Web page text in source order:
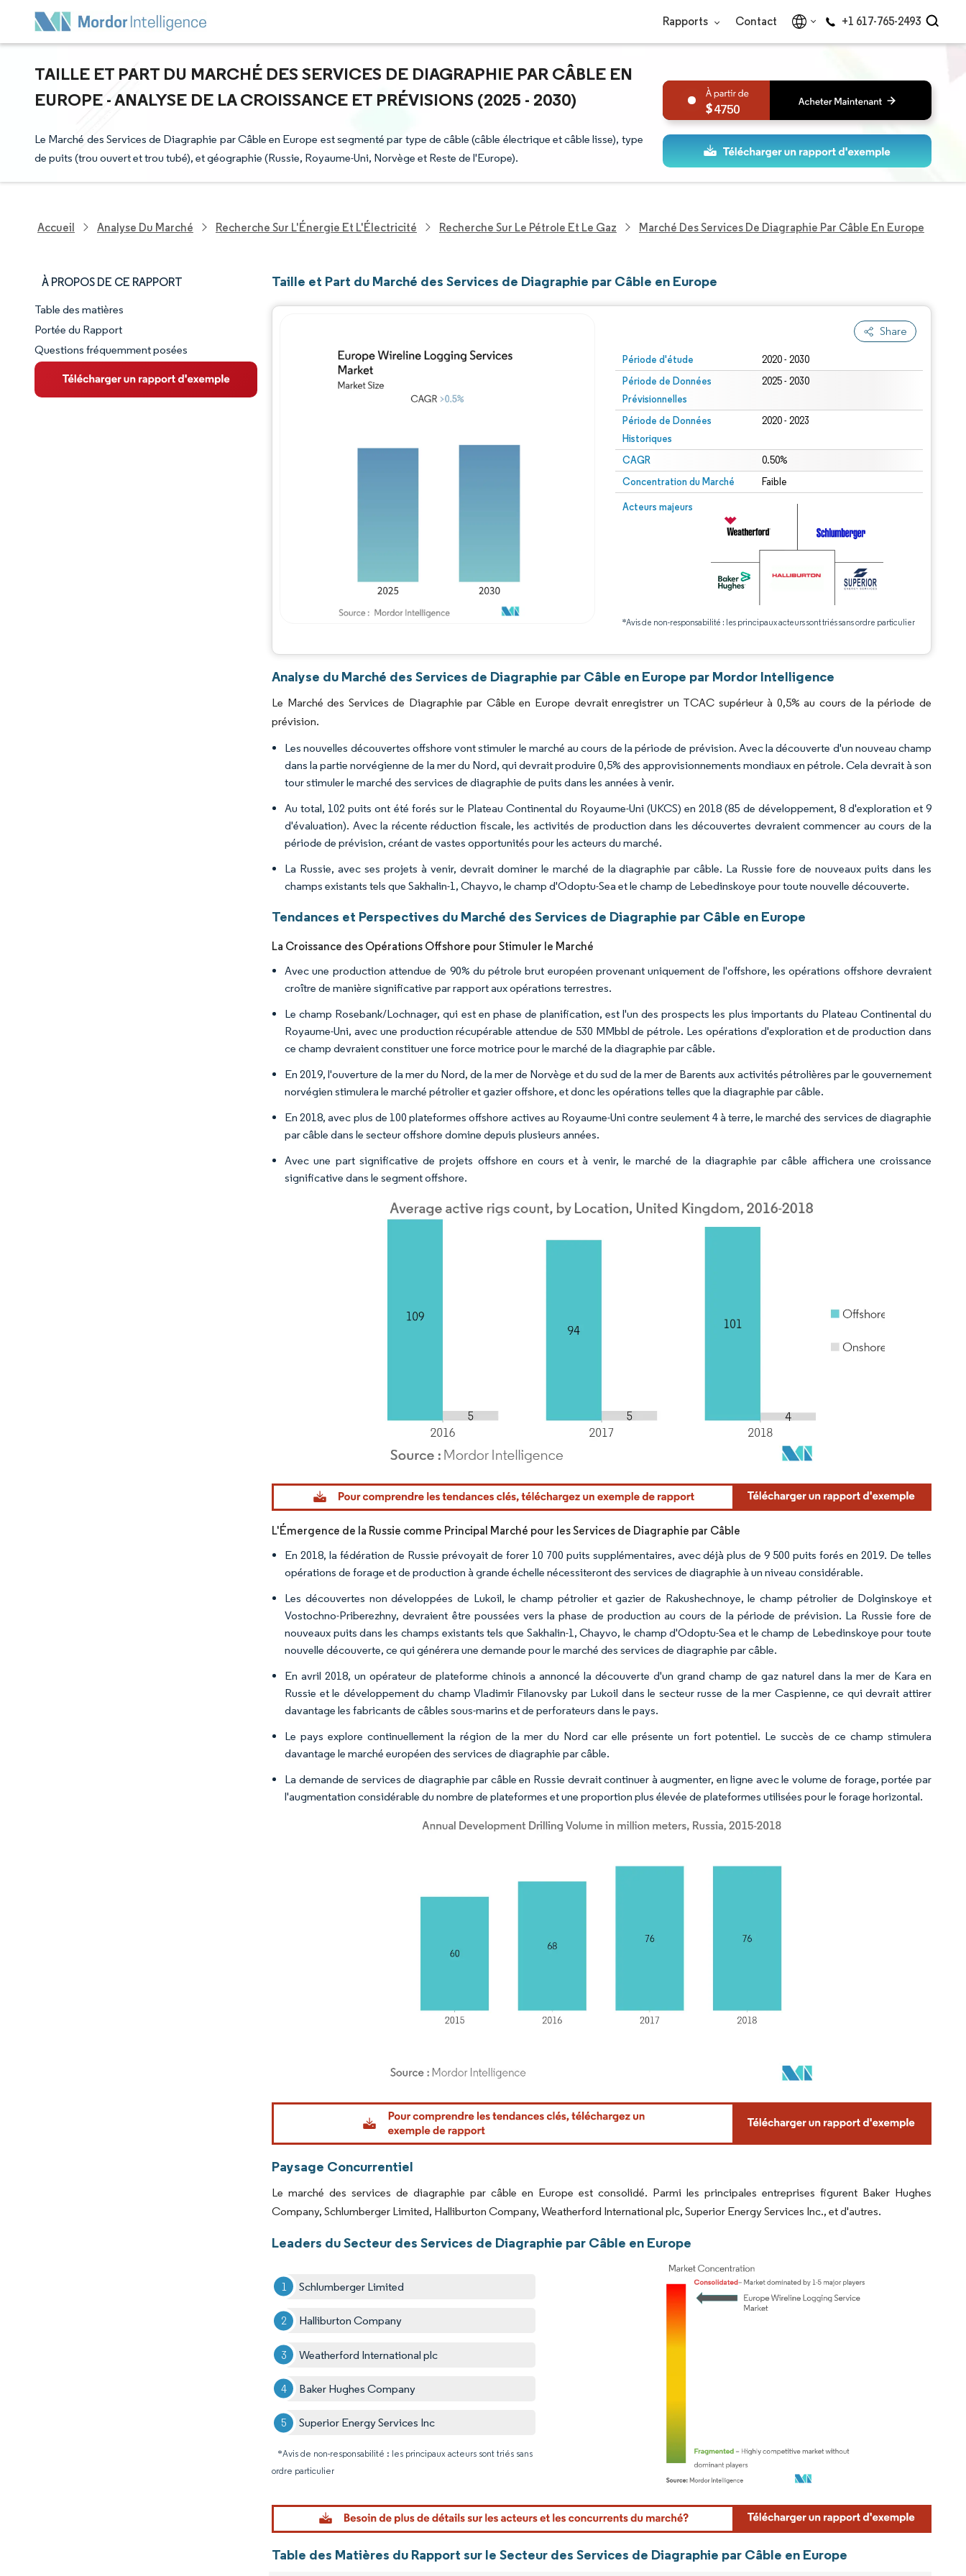
Rapports Contact +1 617-765-2493
TAILLE ET PART DU MARCHÉ DES SERVICES DE DIAGRAPHIE PAR CÂBLE EN
EUROPE - ANALYSE DE LA CROISSANCE ET PRÉVISIONS (2025 - 2030)
Le Marché des Services de Diagraphie par Câble en Europe est segmenté par type de câble (câble électrique et câble lisse), type
de puits (trou ouvert et trou tubé), et géographie (Russie, Royaume-Uni, Norvège et Reste de l'Europe).
4750
Accueil Analyse Du Marché Recherche Sur L'Énergie Et L'Électricité Recherche Sur Le Pétrole Et Le Gaz Marché Des Services De Diagraphie Par Câble En Europe
À PROPOS DE CE RAPPORT
Aperçu du marché
VUE D’ENSEMBLE DU MARCHÉ
Principales tendances du marché
Table des matières
Portée du Rapport
Questions fréquemment posées
Taille et Part du Marché des Services de Diagraphie par Câble en Europe
Share
Période d'étude 2020 - 2030
Période de Données
Prévisionnelles
2025 - 2030
Période de Données
Historiques
2020 - 2023
CAGR 0.50%
Concentration du Marché Faible
Acteurs majeurs
*Avis de non-responsabilité : les principaux acteurs sont triés sans ordre particulier
Analyse du Marché des Services de Diagraphie par Câble en Europe par Mordor Intelligence
Le Marché des Services de Diagraphie par Câble en Europe devrait enregistrer un TCAC supérieur à 0,5% au cours de la période de
prévision.
Les nouvelles découvertes offshore vont stimuler le marché au cours de la période de prévision. Avec la découverte d'un nouveau champ
dans la partie norvégienne de la mer du Nord, qui devrait produire 0,5% des approvisionnements mondiaux en pétrole. Cela devrait à son
tour stimuler le marché des services de diagraphie de puits dans les années à venir.
Au total, 102 puits ont été forés sur le Plateau Continental du Royaume-Uni (UKCS) en 2018 (85 de développement, 8 d'exploration et 9
d'évaluation). Avec la récente réduction fiscale, les activités de production dans les découvertes devraient commencer au cours de la
période de prévision, créant de vastes opportunités pour les acteurs du marché.
La Russie, avec ses projets à venir, devrait dominer le marché de la diagraphie par câble. La Russie fore de nouveaux puits dans les
champs existants tels que Sakhalin-1, Chayvo, le champ d'Odoptu-Sea et le champ de Lebedinskoye pour toute nouvelle découverte.
Tendances et Perspectives du Marché des Services de Diagraphie par Câble en Europe
La Croissance des Opérations Offshore pour Stimuler le Marché
Avec une production attendue de 90% du pétrole brut européen provenant uniquement de l'offshore, les opérations offshore devraient
croître de manière significative par rapport aux opérations terrestres.
Le champ Rosebank/Lochnager, qui est en phase de planification, est l'un des prospects les plus importants du Plateau Continental du
Royaume-Uni, avec une production récupérable attendue de 530 MMbbl de pétrole. Les opérations d'exploration et de production dans
ce champ devraient constituer une force motrice pour le marché de la diagraphie par câble.
En 2019, l'ouverture de la mer du Nord, de la mer de Norvège et du sud de la mer de Barents aux activités pétrolières par le gouvernement
norvégien stimulera le marché pétrolier et gazier offshore, et donc les opérations telles que la diagraphie par câble.
En 2018, avec plus de 100 plateformes offshore actives au Royaume-Uni contre seulement 4 à terre, le marché des services de diagraphie
par câble dans le secteur offshore domine depuis plusieurs années.
Avec une part significative de projets offshore en cours et à venir, le marché de la diagraphie par câble affichera une croissance
significative dans le segment offshore.
Image © Mordor Intelligence. La réutilisation nécessite une attribution sous CC BY 4.0.
L'Émergence de la Russie comme Principal Marché pour les Services de Diagraphie par Câble
En 2018, la fédération de Russie prévoyait de forer 10 700 puits supplémentaires, avec déjà plus de 9 500 puits forés en 2019. De telles
opérations de forage et de production à grande échelle nécessiteront des services de diagraphie à un niveau considérable.
Les découvertes non développées de Lukoil, le champ pétrolier et gazier de Rakushechnoye, le champ pétrolier de Dolginskoye et
Vostochno-Priberezhny, devraient être poussées vers la phase de production au cours de la période de prévision. La Russie fore de
nouveaux puits dans les champs existants tels que Sakhalin-1, Chayvo, le champ d'Odoptu-Sea et le champ de Lebedinskoye pour toute
nouvelle découverte, ce qui générera une demande pour le marché des services de diagraphie par câble.
En avril 2018, un opérateur de plateforme chinois a annoncé la découverte d'un grand champ de gaz naturel dans la mer de Kara en
Russie et le développement du champ Vladimir Filanovsky par Lukoil dans le secteur russe de la mer Caspienne, ce qui devrait attirer
davantage les fabricants de câbles sous-marins et de perforateurs dans le pays.
Le pays explore continuellement la région de la mer du Nord car elle présente un fort potentiel. Le succès de ce champ stimulera
davantage le marché européen des services de diagraphie par câble.
La demande de services de diagraphie par câble en Russie devrait continuer à augmenter, en ligne avec le volume de forage, portée par
l'augmentation considérable du nombre de plateformes et une proportion plus élevée de plateformes utilisées pour le forage horizontal.
Image © Mordor Intelligence. La réutilisation nécessite une attribution sous CC BY 4.0.
Paysage Concurrentiel
Le marché des services de diagraphie par câble en Europe est consolidé. Parmi les principales entreprises figurent Baker Hughes
Company, Schlumberger Limited, Halliburton Company, Weatherford International plc, Superior Energy Services Inc., et d'autres.
Leaders du Secteur des Services de Diagraphie par Câble en Europe
Schlumberger Limited
Halliburton Company
Weatherford International plc
Baker Hughes Company
Superior Energy Services Inc
*Avis de non-responsabilité : les principaux acteurs sont triés sans
ordre particulier
Image © Mordor Intelligence. La réutilisation nécessite une attribution sous CC BY 4.0.
Table des Matières du Rapport sur le Secteur des Services de Diagraphie par Câble en Europe